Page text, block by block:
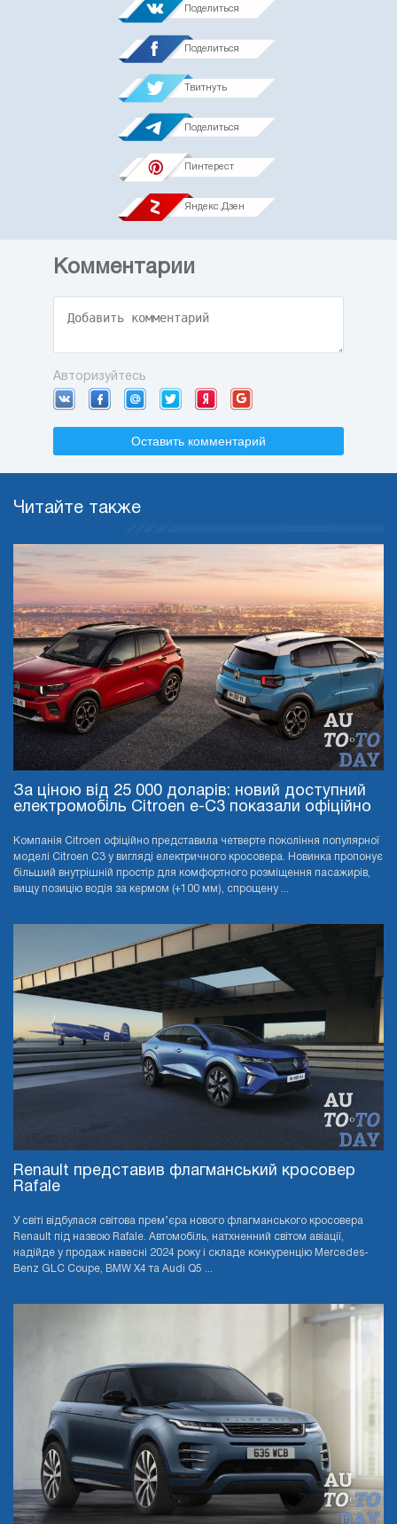
Поделиться
Поделиться
Твитнуть
Поделиться
Пинтерест
Яндекс.Дзен
Комментарии
Авторизуйтесь
Оставить комментарий
Читайте также
За ціною від 25 000 доларів: новий доступний
електромобіль Citroen e-C3 показали офіційно
Компанія Citroen офіційно представила четверте покоління популярної
моделі Citroen C3 у вигляді електричного кросовера. Новинка пропонує
більший внутрішній простір для комфортного розміщення пасажирів,
вищу позицію водія за кермом (+100 мм), спрощену ...
Renault представив флагманський кросовер
Rafale
У світі відбулася світова прем’єра нового флагманського кросовера
Renault під назвою Rafale. Автомобіль, натхненний світом авіації,
надійде у продаж навесні 2024 року і складе конкуренцію Mercedes-
Benz GLC Coupe, BMW X4 та Audi Q5 ...